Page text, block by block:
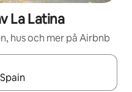
La Latina
hus och mer på Airbnb
du navigera med upp- och